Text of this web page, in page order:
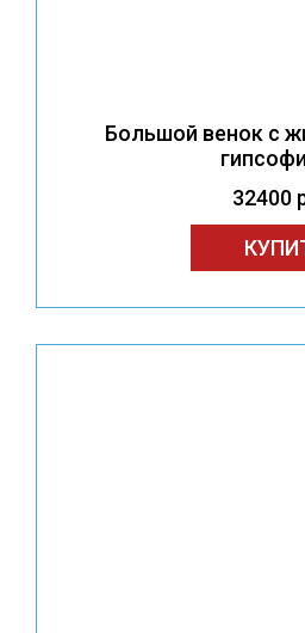
Большой венок с
32400